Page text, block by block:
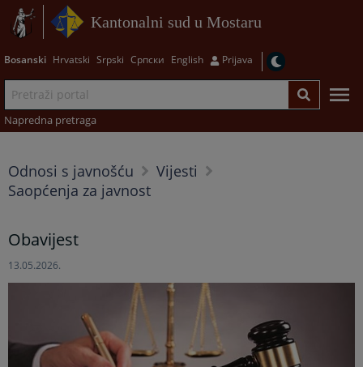
Kantonalni sud u Mostaru
Bosanski Hrvatski Srpski Српски English Prijava
Napredna pretraga
Odnosi s javnošću
Vijesti
Saopćenja za javnost
Obavijest
13.05.2026.